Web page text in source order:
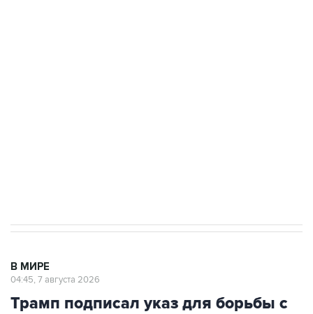
В МИРЕ
04:45, 7 августа 2026
Трамп подписал указ для борьбы с